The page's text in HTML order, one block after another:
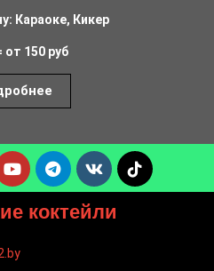
Караоке, Кикер
от 150 руб
коктейли